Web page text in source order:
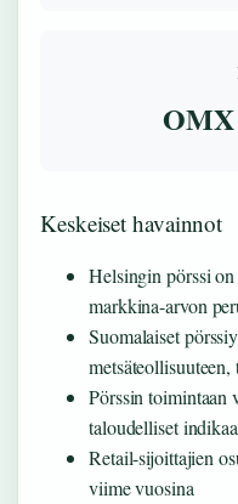
Keskeiset havainnot
Helsingin pörssi
markkina-arvon
Suomalaiset
Pörssin toimintaan
taloudelliset
Retail-sijoittajien
viime vuosina